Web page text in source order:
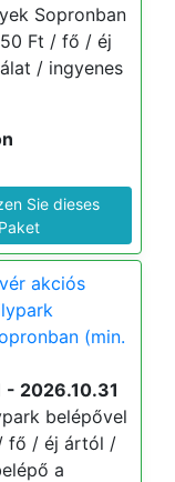
Sopronban
Ft / fő / éj
/ ingyenes
Sie dieses
Paket
akciós
(min.
2026.10.31
belépővel
fő / éj ártól /
a